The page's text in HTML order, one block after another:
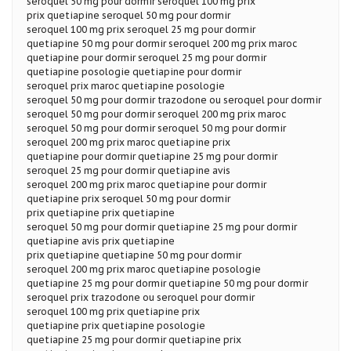
prix quetiapine seroquel 50 mg pour dormir
seroquel 100 mg prix seroquel 25 mg pour dormir
quetiapine 50 mg pour dormir seroquel 200 mg prix maroc
quetiapine pour dormir seroquel 25 mg pour dormir
quetiapine posologie quetiapine pour dormir
seroquel prix maroc quetiapine posologie
seroquel 50 mg pour dormir trazodone ou seroquel pour dormir
seroquel 50 mg pour dormir seroquel 200 mg prix maroc
seroquel 50 mg pour dormir seroquel 50 mg pour dormir
seroquel 200 mg prix maroc quetiapine prix
quetiapine pour dormir quetiapine 25 mg pour dormir
seroquel 25 mg pour dormir quetiapine avis
seroquel 200 mg prix maroc quetiapine pour dormir
quetiapine prix seroquel 50 mg pour dormir
prix quetiapine prix quetiapine
seroquel 50 mg pour dormir quetiapine 25 mg pour dormir
quetiapine avis prix quetiapine
prix quetiapine quetiapine 50 mg pour dormir
seroquel 200 mg prix maroc quetiapine posologie
quetiapine 25 mg pour dormir quetiapine 50 mg pour dormir
seroquel prix trazodone ou seroquel pour dormir
seroquel 100 mg prix quetiapine prix
quetiapine prix quetiapine posologie
quetiapine 25 mg pour dormir quetiapine prix